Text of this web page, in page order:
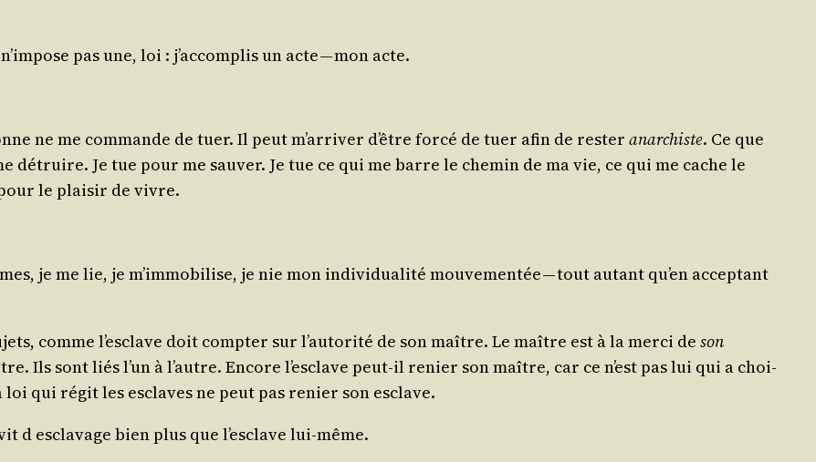
pas une, loi : j’accomplis un acte — mon acte.
ne me com­mande de tuer. Il peut m’arriver d’être for­cé de tuer afin de res­ter anar­chiste. Ce que
détruire. Je tue pour me sau­ver. Je tue ce qui me barre le che­min de ma vie, ce qui me cache le
le plai­sir de vivre.
je me lie, je m’immobilise, je nie mon indi­vi­dua­li­té mou­ve­men­tée — tout autant qu’en accep­tant
comme l’esclave doit comp­ter sur l’autorité de son maître. Le maître est à la mer­ci de son
Ils sont liés l’un à l’autre. Encore l’esclave peut-il renier son maître, car ce n’est pas lui qui a choi­
qui régit les esclaves ne peut pas renier son esclave.
d escla­vage bien plus que l’esclave lui-même.